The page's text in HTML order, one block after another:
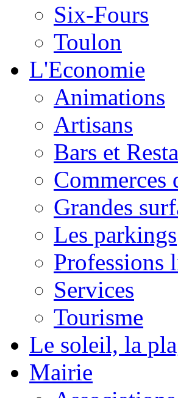
Six-Fours
Toulon
L'Economie
Animations
Artisans
Bars et
Commerces
Grandes
Les parkings
Professions
Services
Tourisme
Le soleil, la
Mairie